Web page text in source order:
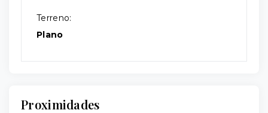
Terreno:
Plano
Proximidades